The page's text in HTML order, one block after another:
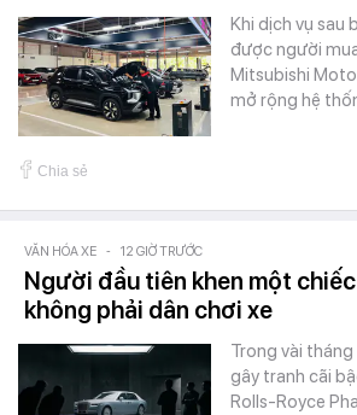
Khi dịch vụ sau
được người
Mitsubishi
mở rộng hệ
Chia sẻ
VĂN HÓA XE - 12 GIỜ TRƯỚC
Người đầu tiên khen một
không phải dân chơi xe
Trong vài tháng
gây tranh cãi
Rolls-Royce